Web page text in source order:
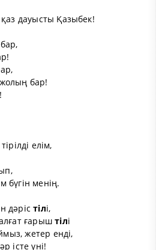
дауысты Қазыбек!
бар!
елім,
бүгін менің.
дәрістілі,
ғарыштілі
жетер енді,
істе үні!